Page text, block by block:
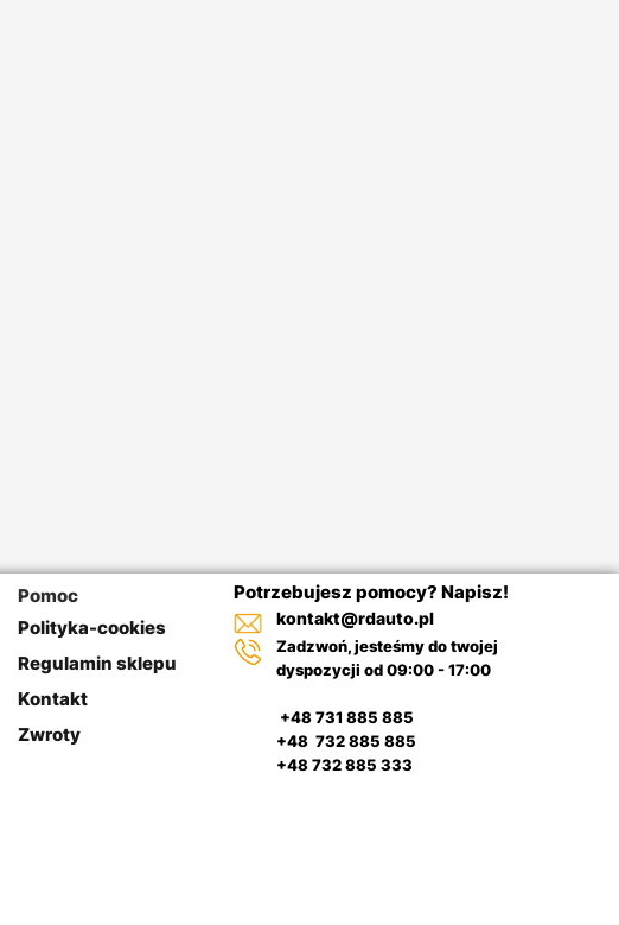
Pomoc
Polityka-cookies
Regulamin sklepu
Kontakt
Zwroty
Potrzebujesz pomocy? Napisz!
kontakt@rdauto.pl
Zadzwoń, jesteśmy do twojej
dyspozycji od 09:00 - 17:00
+48 731 885 885
+48 732 885 885
+48 732 885 333